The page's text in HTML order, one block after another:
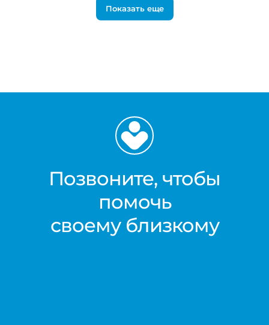
Показать еще
Позвоните, чтобы
помочь
своему близкому